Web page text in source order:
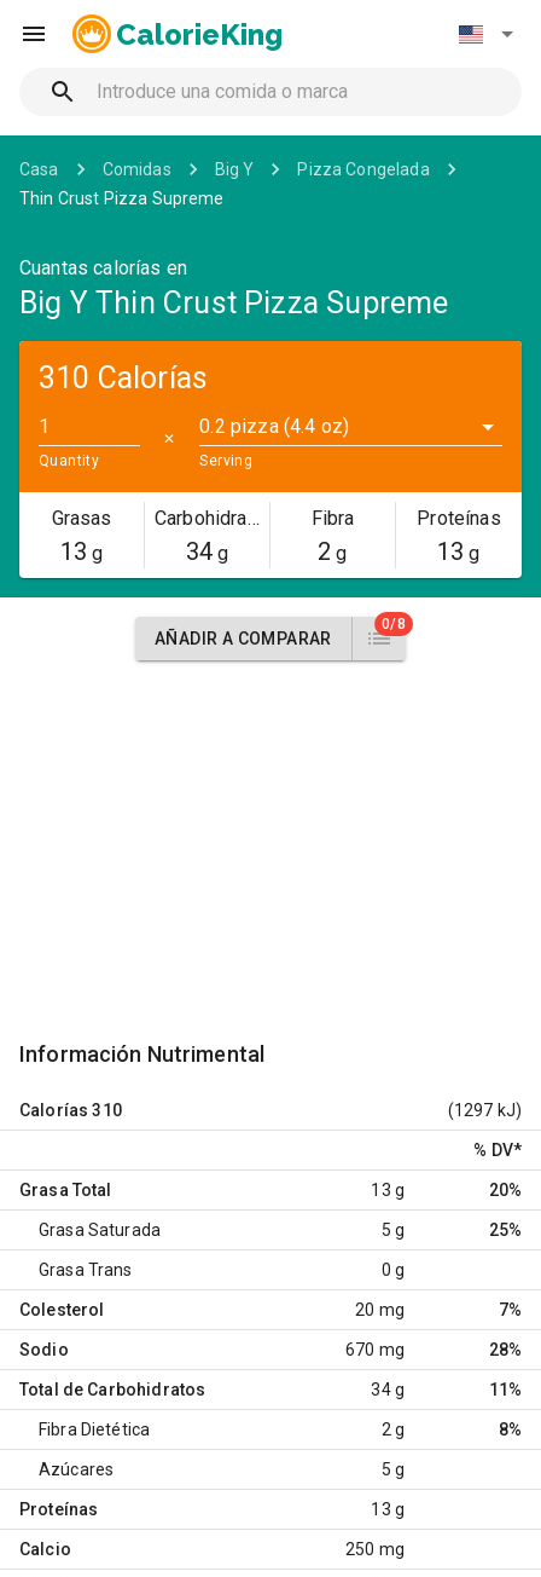
CalorieKing
Casa Comidas Big Y
Pizza Congelada
Thin Crust Pizza Supreme
Cuantas calorías en
Big Y Thin Crust Pizza Supreme
310 Calorías
Quantity
✕
0.2 pizza (4.4 oz)
Serving
Grasas
13 g
Carbohidratos
34g
Fibra
2 g
Proteínas
13 g
AÑADIR A COMPARAR
0/8
Información Nutrimental
Calorías 310 (1297 kJ)
% DV*
Grasa Total 13 g 20%
Grasa Saturada 5 g 25%
Grasa Trans 0 g
Colesterol 20 mg 7%
Sodio 670 mg 28%
Total de Carbohidratos 34 g 11%
Fibra Dietética 2 g 8%
Azúcares 5 g
Proteínas 13 g
Calcio 250 mg